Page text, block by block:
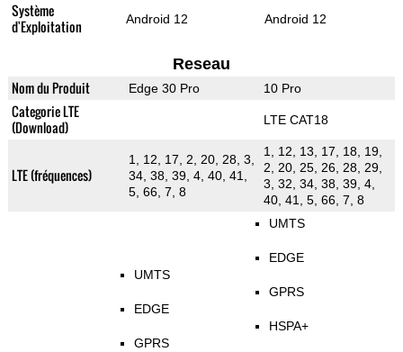
Système
d'Exploitation
Android 12 Android 12
Reseau
Nom du Produit Edge 30 Pro 10 Pro
Categorie LTE
(Download)
LTE CAT18
LTE (fréquences)
1, 12, 17, 2, 20, 28, 3,
34, 38, 39, 4, 40, 41,
5, 66, 7, 8
1, 12, 13, 17, 18, 19,
2, 20, 25, 26, 28, 29,
3, 32, 34, 38, 39, 4,
40, 41, 5, 66, 7, 8
UMTS
EDGE
GPRS
UMTS
EDGE
GPRS
HSPA+